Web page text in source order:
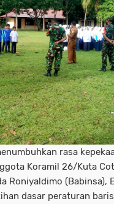
rasa
Koramil 26/Kuta
Roniyaldimo (Babinsa),
dasar peraturan